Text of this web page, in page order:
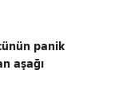
panik
aşağı